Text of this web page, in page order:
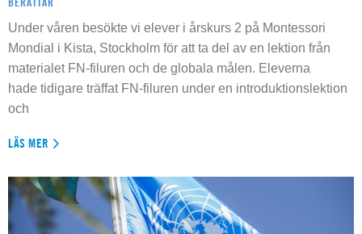
Under våren besökte vi elever i årskurs 2 på Montessori
Mondial i Kista, Stockholm för att ta del av en lektion från
materialet FN-filuren och de globala målen. Eleverna
hade tidigare träffat FN-filuren under en introduktionslektion
och
LÄS MER